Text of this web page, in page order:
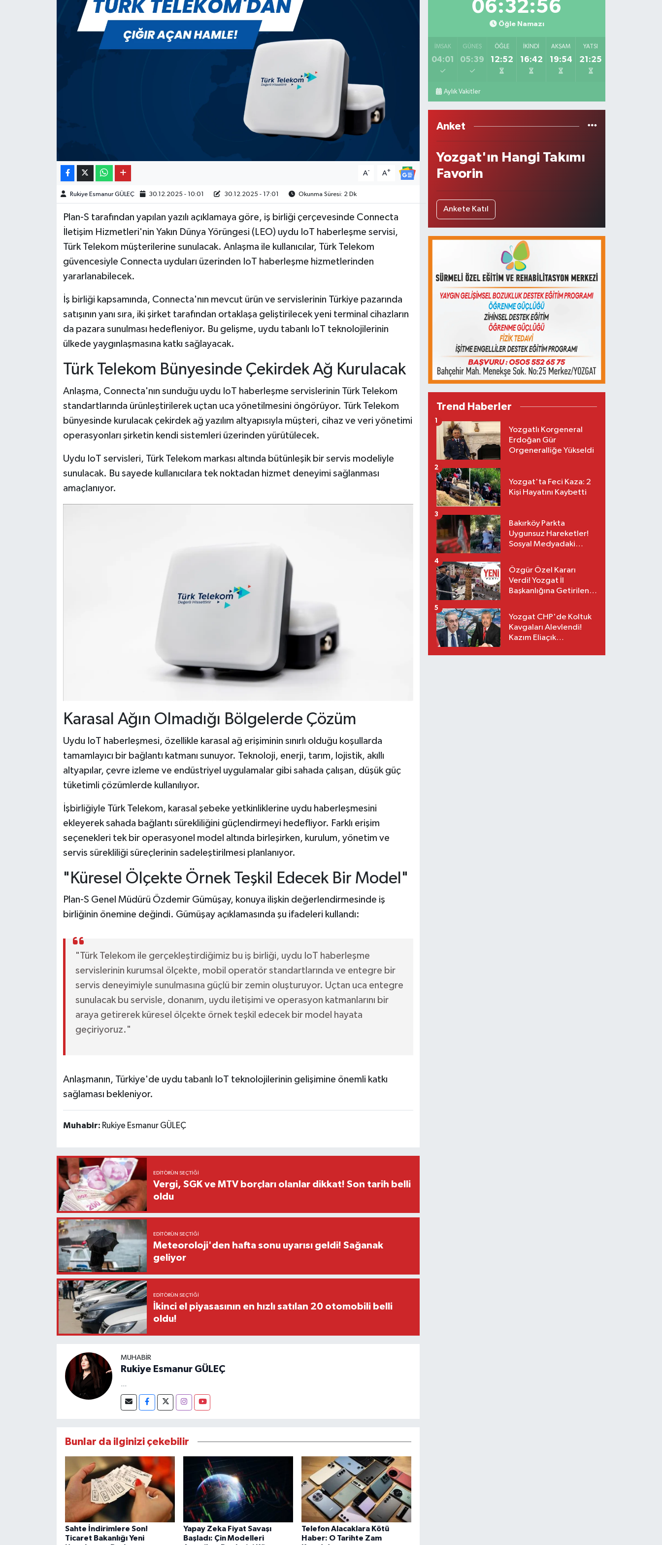
A- A+
Rukiye Esmanur GÜLEÇ 30.12.2025 - 10:01 30.12.2025 - 17:01 Okunma Süresi: 2 Dk
Plan-S tarafından yapılan yazılı açıklamaya göre, iş birliği çerçevesinde Connecta
İletişim Hizmetleri'nin Yakın Dünya Yörüngesi (LEO) uydu IoT haberleşme servisi,
Türk Telekom müşterilerine sunulacak. Anlaşma ile kullanıcılar, Türk Telekom
güvencesiyle Connecta uyduları üzerinden IoT haberleşme hizmetlerinden
yararlanabilecek.
İş birliği kapsamında, Connecta'nın mevcut ürün ve servislerinin Türkiye pazarında
satışının yanı sıra, iki şirket tarafından ortaklaşa geliştirilecek yeni terminal cihazların
da pazara sunulması hedefleniyor. Bu gelişme, uydu tabanlı IoT teknolojilerinin
ülkede yaygınlaşmasına katkı sağlayacak.
Türk Telekom Bünyesinde Çekirdek Ağ Kurulacak
Anlaşma, Connecta'nın sunduğu uydu IoT haberleşme servislerinin Türk Telekom
standartlarında ürünleştirilerek uçtan uca yönetilmesini öngörüyor. Türk Telekom
bünyesinde kurulacak çekirdek ağ yazılım altyapısıyla müşteri, cihaz ve veri yönetimi
operasyonları şirketin kendi sistemleri üzerinden yürütülecek.
Uydu IoT servisleri, Türk Telekom markası altında bütünleşik bir servis modeliyle
sunulacak. Bu sayede kullanıcılara tek noktadan hizmet deneyimi sağlanması
amaçlanıyor.
Karasal Ağın Olmadığı Bölgelerde Çözüm
Uydu IoT haberleşmesi, özellikle karasal ağ erişiminin sınırlı olduğu koşullarda
tamamlayıcı bir bağlantı katmanı sunuyor. Teknoloji, enerji, tarım, lojistik, akıllı
altyapılar, çevre izleme ve endüstriyel uygulamalar gibi sahada çalışan, düşük güç
tüketimli çözümlerde kullanılıyor.
İşbirliğiyle Türk Telekom, karasal şebeke yetkinliklerine uydu haberleşmesini
ekleyerek sahada bağlantı sürekliliğini güçlendirmeyi hedefliyor. Farklı erişim
seçenekleri tek bir operasyonel model altında birleşirken, kurulum, yönetim ve
servis sürekliliği süreçlerinin sadeleştirilmesi planlanıyor.
"Küresel Ölçekte Örnek Teşkil Edecek Bir Model"
Plan-S Genel Müdürü Özdemir Gümüşay, konuya ilişkin değerlendirmesinde iş
birliğinin önemine değindi. Gümüşay açıklamasında şu ifadeleri kullandı:
"Türk Telekom ile gerçekleştirdiğimiz bu iş birliği, uydu IoT haberleşme
servislerinin kurumsal ölçekte, mobil operatör standartlarında ve entegre bir
servis deneyimiyle sunulmasına güçlü bir zemin oluşturuyor. Uçtan uca entegre
sunulacak bu servisle, donanım, uydu iletişimi ve operasyon katmanlarını bir
araya getirerek küresel ölçekte örnek teşkil edecek bir model hayata
geçiriyoruz."
Anlaşmanın, Türkiye'de uydu tabanlı IoT teknolojilerinin gelişimine önemli katkı
sağlaması bekleniyor.
Muhabir: Rukiye Esmanur GÜLEÇ
EDITÖRÜN SEÇTIĞI
Vergi, SGK ve MTV borçları olanlar dikkat! Son tarih belli
oldu
EDITÖRÜN SEÇTIĞI
Meteoroloji'den hafta sonu uyarısı geldi! Sağanak
geliyor
EDITÖRÜN SEÇTIĞI
İkinci el piyasasının en hızlı satılan 20 otomobili belli
oldu!
MUHABIR
Rukiye Esmanur GÜLEÇ
...
Bunlar da ilginizi çekebilir
Sahte İndirimlere Son!
Ticaret Bakanlığı Yeni
Yapay Zeka Fiyat Savaşı
Başladı: Çin Modelleri
Telefon Alacaklara Kötü
Haber: O Tarihte Zam
06:32:56
Öğle Namazı
İMSAK
04:01
GÜNEŞ
05:39
ÖĞLE
12:52
İKINDI
16:42
AKŞAM
19:54
YATSI
21:25
Aylık Vakitler
Anket
Yozgat'ın Hangi Takımı
Favorin
Ankete Katıl
Trend Haberler
Yozgatlı Korgeneral
Erdoğan Gür
Orgeneralliğe Yükseldi
1
Yozgat'ta Feci Kaza: 2
Kişi Hayatını Kaybetti
2
Bakırköy Parkta
Uygunsuz Hareketler!
Sosyal Medyadaki
Gözaltı
3
Özgür Özel Kararı
Verdi! Yozgat İl
Başkanlığına Getirilen
4
Yozgat CHP'de Koltuk
Kavgaları Alevlendi!
Kazım Eliaçık
5